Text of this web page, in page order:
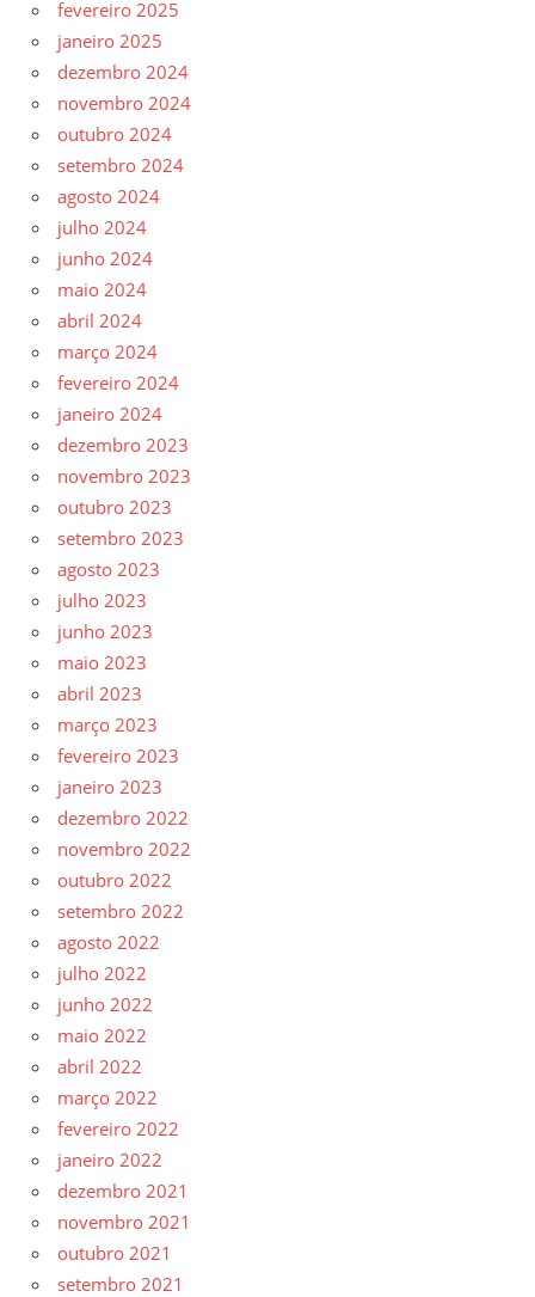
fevereiro 2025
janeiro 2025
dezembro 2024
novembro 2024
outubro 2024
setembro 2024
agosto 2024
julho 2024
junho 2024
maio 2024
abril 2024
março 2024
fevereiro 2024
janeiro 2024
dezembro 2023
novembro 2023
outubro 2023
setembro 2023
agosto 2023
julho 2023
junho 2023
maio 2023
abril 2023
março 2023
fevereiro 2023
janeiro 2023
dezembro 2022
novembro 2022
outubro 2022
setembro 2022
agosto 2022
julho 2022
junho 2022
maio 2022
abril 2022
março 2022
fevereiro 2022
janeiro 2022
dezembro 2021
novembro 2021
outubro 2021
setembro 2021